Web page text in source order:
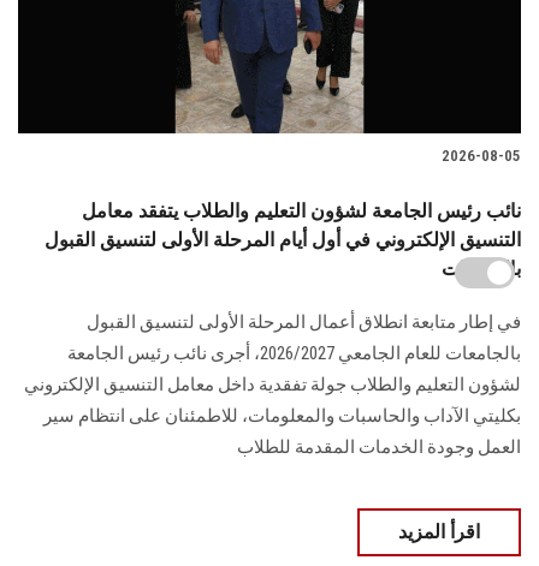
2026-08-05
نائب رئيس الجامعة لشؤون التعليم والطلاب يتفقد معامل
التنسيق الإلكتروني في أول أيام المرحلة الأولى لتنسيق القبول
بالجامعات
في إطار متابعة انطلاق أعمال المرحلة الأولى لتنسيق القبول
بالجامعات للعام الجامعي 2026/2027، أجرى نائب رئيس الجامعة
لشؤون التعليم والطلاب جولة تفقدية داخل معامل التنسيق الإلكتروني
بكليتي الآداب والحاسبات والمعلومات، للاطمئنان على انتظام سير
العمل وجودة الخدمات المقدمة للطلاب
اقرأ المزيد